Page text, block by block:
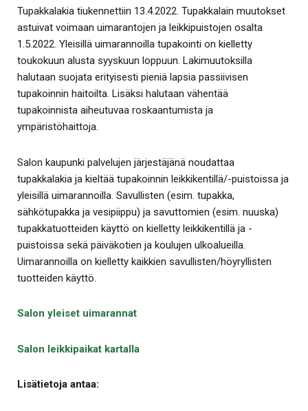
Tupakkalakia tiukennettiin 13.4.2022. Tupakkalain muutokset
astuivat voimaan uimarantojen ja leikkipuistojen osalta
1.5.2022. Yleisillä uimarannoilla tupakointi on kielletty
toukokuun alusta syyskuun loppuun. Lakimuutoksilla
halutaan suojata erityisesti pieniä lapsia passiivisen
tupakoinnin haitoilta. Lisäksi halutaan vähentää
tupakoinnista aiheutuvaa roskaantumista ja
ympäristöhaittoja.
Salon kaupunki palvelujen järjestäjänä noudattaa
tupakkalakia ja kieltää tupakoinnin leikkikentillä/-puistoissa ja
yleisillä uimarannoilla. Savullisten (esim. tupakka,
sähkötupakka ja vesipiippu) ja savuttomien (esim. nuuska)
tupakkatuotteiden käyttö on kielletty leikkikentillä ja -
puistoissa sekä päiväkotien ja koulujen ulkoalueilla.
Uimarannoilla on kielletty kaikkien savullisten/höyryllisten
tuotteiden käyttö.
Salon yleiset uimarannat
Salon leikkipaikat kartalla
Lisätietoja antaa: